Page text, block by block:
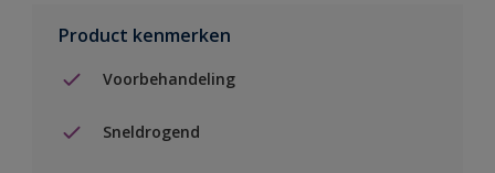
Product kenmerken
Voorbehandeling
Sneldrogend